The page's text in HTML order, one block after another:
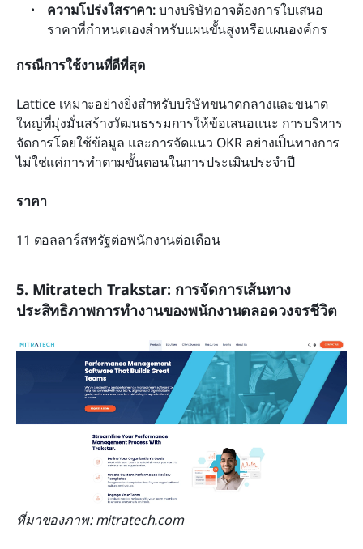
ความโปร่งใสราคา: บางบริษัทอาจต้องการใบเสนอ
ราคาที่กำหนดเองสำหรับแผนขั้นสูงหรือแผนองค์กร
กรณีการใช้งานที่ดีที่สุด
Lattice เหมาะอย่างยิ่งสำหรับบริษัทขนาดกลางและขนาด
ใหญ่ที่มุ่งมั่นสร้างวัฒนธรรมการให้ข้อเสนอแนะ การบริหาร
จัดการโดยใช้ข้อมูล และการจัดแนว OKR อย่างเป็นทางการ
ไม่ใช่แค่การทำตามขั้นตอนในการประเมินประจำปี
ราคา
11 ดอลลาร์สหรัฐต่อพนักงานต่อเดือน
5. Mitratech Trakstar: การจัดการเส้นทาง
ประสิทธิภาพการทำงานของพนักงานตลอดวงจรชีวิต
ที่มาของภาพ: mitratech.com